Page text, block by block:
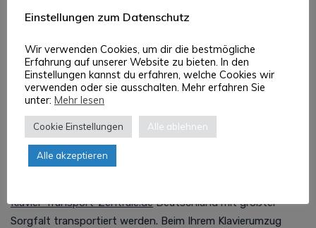
Mannheim Kosten zu. Sie profitieren also direkt von unserem
wird der Klaviertransport Mannheim günstig und einfach für
Sie.
Klaviermontage Mannheim oder Klavier
transportieren Mannheim: Kein Problem!
Benötigen Sie eine Klavierspedition und Piano-, Flügel- oder
Klavier-Transport-Zentrale.deDeutschland mit größter
Sorgfalt transportiert werden. Beim Ihrem Klavierumzug
Einstellungen zum Datenschutz
Wir verwenden Cookies, um dir die bestmögliche
Erfahrung auf unserer Website zu bieten. In den
Einstellungen kannst du erfahren, welche Cookies wir
verwenden oder sie ausschalten. Mehr erfahren Sie
unter: Mehr lesen
Cookie Einstellungen Alle ablehnen
Alle akzeptieren